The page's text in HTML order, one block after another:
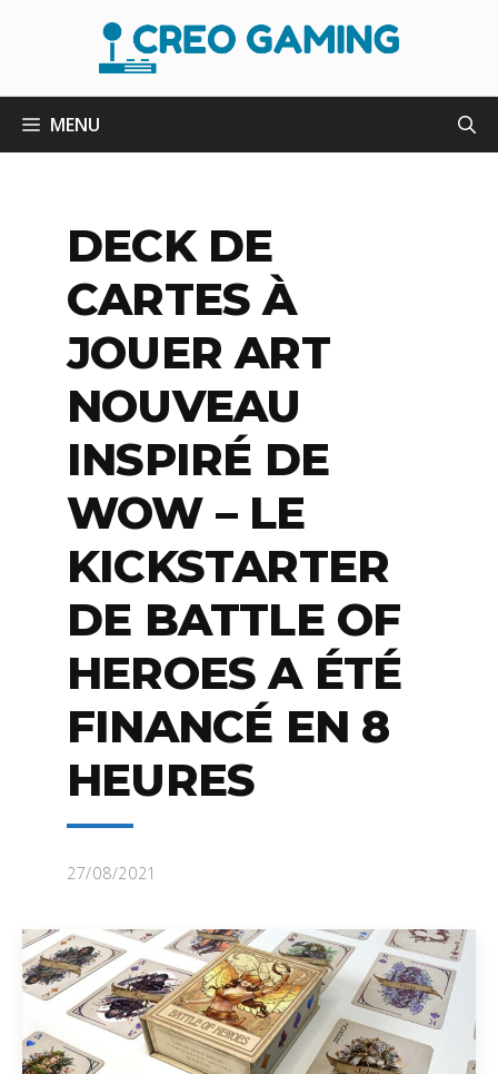
MENU
DECK DE
CARTES À
JOUER ART
NOUVEAU
INSPIRÉ DE
WOW – LE
KICKSTARTER
DE BATTLE OF
HEROES A ÉTÉ
FINANCÉ EN 8
HEURES
27/08/2021